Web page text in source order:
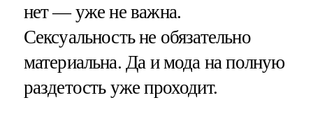
нет — уже не важна.
Сексуальность не обязательно
материальна. Да и мода на полную
раздетость уже проходит.